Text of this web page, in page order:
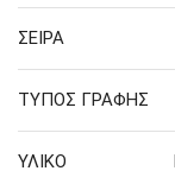
ΣΕΙΡΑ
ΤΥΠΟΣ ΓΡΑΦΗΣ
ΥΛΙΚΟ